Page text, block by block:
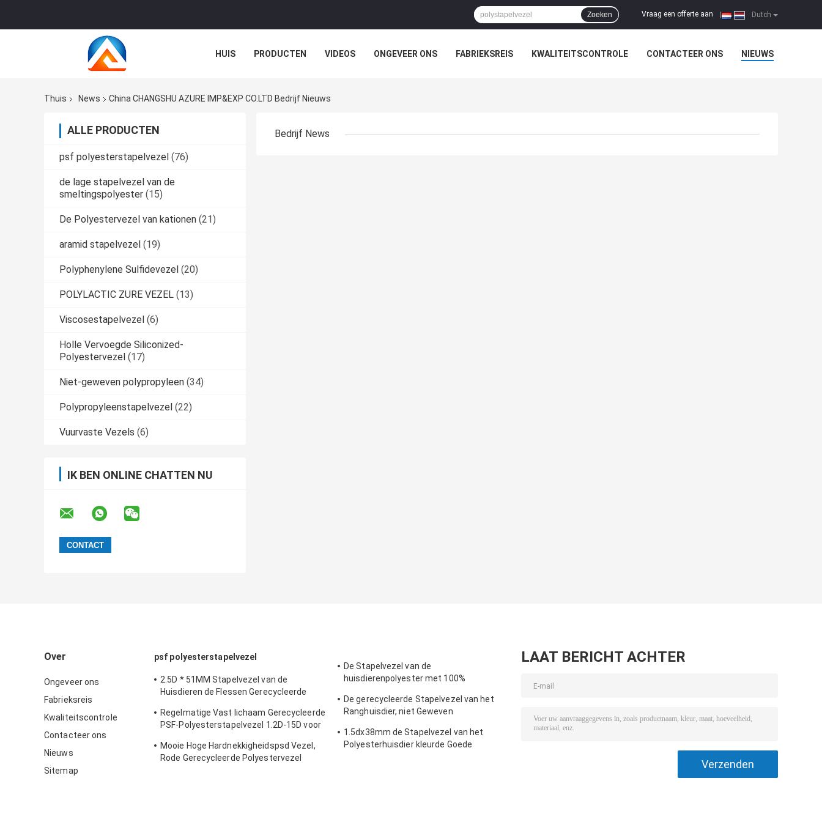
Dutch
Vraag een offerte aan
Zoeken
HUIS PRODUCTEN VIDEOS ONGEVEER ONS FABRIEKSREIS KWALITEITSCONTROLE CONTACTEER ONS NIEUWS
Thuis
News China CHANGSHU AZURE IMP&EXP CO.LTD Bedrijf Nieuws
ALLE PRODUCTEN
psf polyesterstapelvezel (76)
de lage stapelvezel van de
smeltingspolyester (15)
De Polyestervezel van kationen (21)
aramid stapelvezel (19)
Polyphenylene Sulfidevezel (20)
POLYLACTIC ZURE VEZEL (13)
Viscosestapelvezel (6)
Holle Vervoegde Siliconized-
Polyestervezel (17)
Niet-geweven polypropyleen (34)
Polypropyleenstapelvezel (22)
Vuurvaste Vezels (6)
IK BEN ONLINE CHATTEN NU
Bedrijf News
Over
Ongeveer ons
Fabrieksreis
Kwaliteitscontrole
Contacteer ons
Nieuws
Sitemap
psf polyesterstapelvezel
2.5D * 51MM Stapelvezel van de
Huisdieren de Flessen Gerecycleerde
Spinnen
Regelmatige Vast lichaam Gerecycleerde
PSF-Polyesterstapelvezel 1.2D-15D voor
Mooie Hoge Hardnekkigheidspsd Vezel,
Rode Gerecycleerde Polyestervezel
De Stapelvezel van de
huisdierenpolyester met 100%
HUISDIERENfles
De gerecycleerde Stapelvezel van het
Ranghuisdier, niet Geweven
1.5dx38mm de Stapelvezel van het
Polyesterhuisdier kleurde Goede
LAAT BERICHT ACHTER